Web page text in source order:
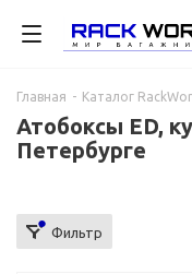
Главная - Каталог
Атобоксы ED,
Петербурге
Фильтр